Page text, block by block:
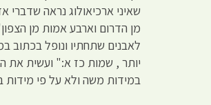
שאיני ארכיאולוג נראה
מן הדרום וארבע אמות מן
לאבנים שתחתיו ונופל
יותר , שמות כז א:" ועשית את
במידות משה ולא על פי